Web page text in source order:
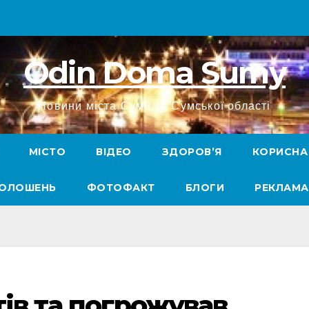
Odin Doma Sumy
Новини міста Суми та Сумської області
МІСТО ВІДЕО ЗДОРОВ’Я КОРИСНА
ФОТОФАКТ БЛОГИ РЕКЛАМА